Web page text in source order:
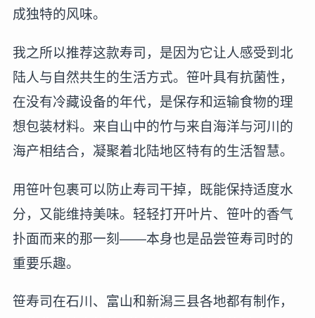
成独特的风味。
我之所以推荐这款寿司，是因为它让人感受到北
陆人与自然共生的生活方式。笹叶具有抗菌性，
在没有冷藏设备的年代，是保存和运输食物的理
想包装材料。来自山中的竹与来自海洋与河川的
海产相结合，凝聚着北陆地区特有的生活智慧。
用笹叶包裹可以防止寿司干掉，既能保持适度水
分，又能维持美味。轻轻打开叶片、笹叶的香气
扑面而来的那一刻——本身也是品尝笹寿司时的
重要乐趣。
笹寿司在石川、富山和新潟三县各地都有制作，